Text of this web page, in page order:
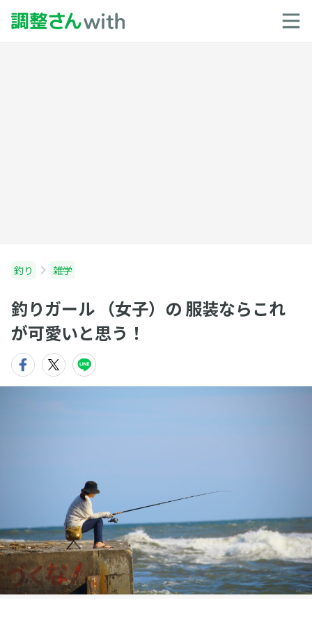
釣り 雑学
釣りガール （女子）の 服装ならこれ
が可愛いと思う！